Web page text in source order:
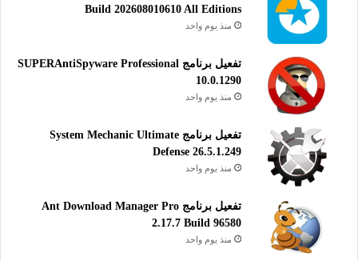
Build 202608010610 All Editions
منذ يوم واحد
تفعيل برنامج SUPERAntiSpyware Professional
10.0.1290
منذ يوم واحد
تفعيل برنامج System Mechanic Ultimate
Defense 26.5.1.249
منذ يوم واحد
تفعيل برنامج Ant Download Manager Pro
2.17.7 Build 96580
منذ يوم واحد